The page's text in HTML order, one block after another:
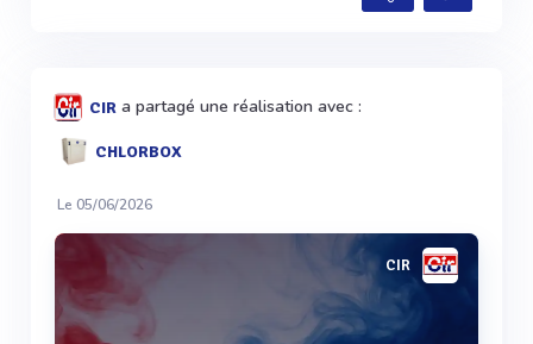
CIR a partagé une réalisation avec :
CHLORBOX
Le 05/06/2026
CIR